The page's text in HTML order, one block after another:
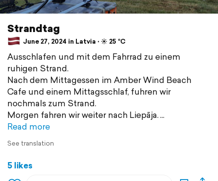
Strandtag
June 27, 2024 in Latvia ⋅ ☀️ 25 °C
Ausschlafen und mit dem Fahrrad zu einem
ruhigen Strand.
Nach dem Mittagessen im Amber Wind Beach
Cafe und einem Mittagsschlaf, fuhren wir
nochmals zum Strand.
Morgen fahren wir weiter nach Liepāja.
Read more
See translation
5 likes